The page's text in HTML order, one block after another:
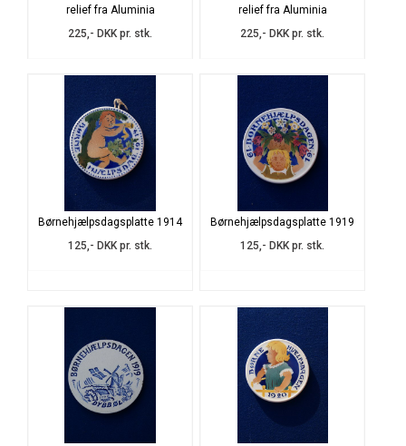
relief fra Aluminia
225,- DKK pr. stk.
relief fra Aluminia
225,- DKK pr. stk.
Børnehjælpsdagsplatte 1914
125,- DKK pr. stk.
Børnehjælpsdagsplatte 1919
125,- DKK pr. stk.